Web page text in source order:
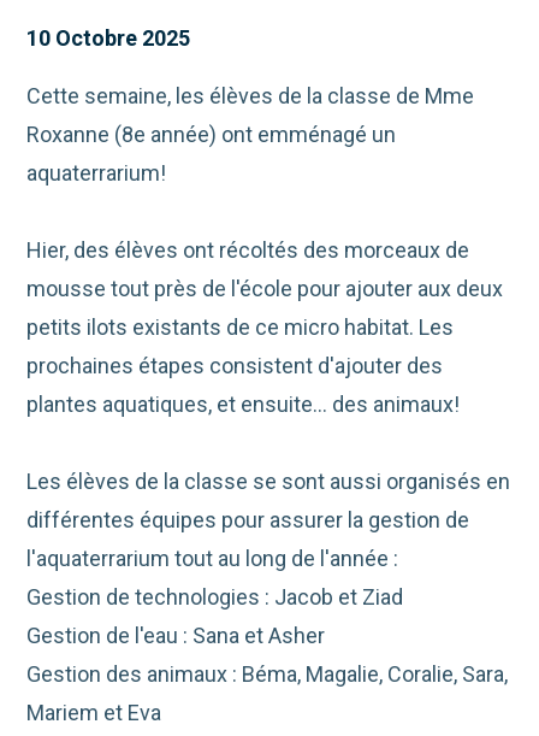
10 Octobre 2025
Cette semaine, les élèves de la classe de Mme
Roxanne (8e année) ont emménagé un
aquaterrarium!
Hier, des élèves ont récoltés des morceaux de
mousse tout près de l'école pour ajouter aux deux
petits ilots existants de ce micro habitat. Les
prochaines étapes consistent d'ajouter des
plantes aquatiques, et ensuite... des animaux!
Les élèves de la classe se sont aussi organisés en
différentes équipes pour assurer la gestion de
l'aquaterrarium tout au long de l'année :
Gestion de technologies : Jacob et Ziad
Gestion de l'eau : Sana et Asher
Gestion des animaux : Béma, Magalie, Coralie, Sara,
Mariem et Eva